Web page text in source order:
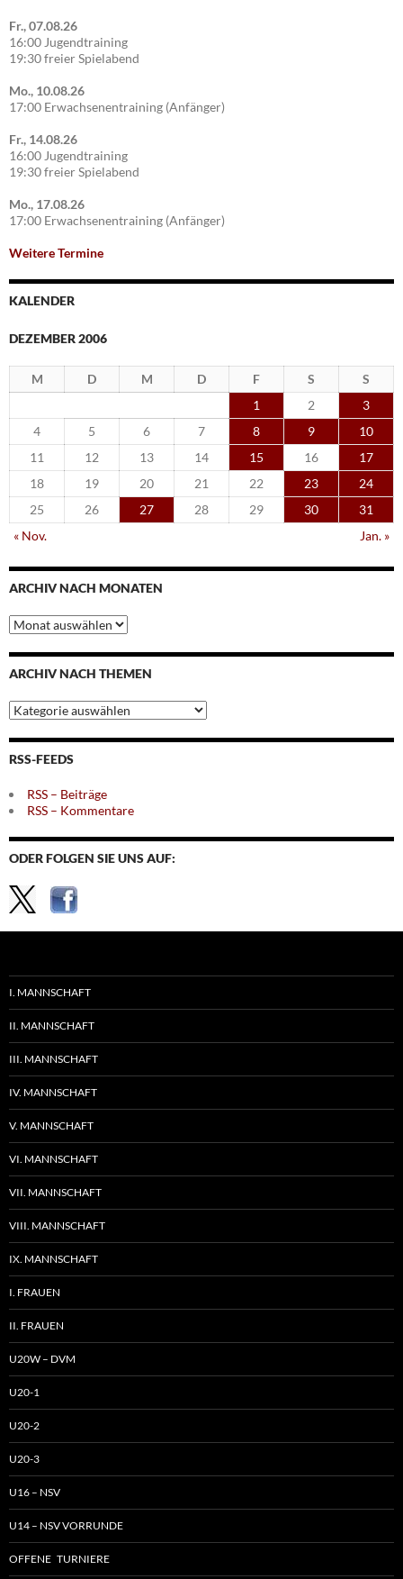
Fr., 07.08.26
16:00 Jugendtraining
19:30 freier Spielabend
Mo., 10.08.26
17:00 Erwachsenentraining (Anfänger)
Fr., 14.08.26
16:00 Jugendtraining
19:30 freier Spielabend
Mo., 17.08.26
17:00 Erwachsenentraining (Anfänger)
Weitere Termine
KALENDER
DEZEMBER 2006
M D M D F S
S
1
2
3
4
5 6 7 8 9
10
11
12 13 14 15 16
17
18
19 20 21 22 23
24
25
26 27 28 29 30
31
« Nov.
Jan. »
ARCHIV NACH MONATEN
Archiv
nach
Monaten
ARCHIV NACH THEMEN
Archiv
nach
Themen
RSS-FEEDS
RSS – Beiträge
RSS – Kommentare
ODER FOLGEN SIE UNS AUF:
I. MANNSCHAFT
II. MANNSCHAFT
III. MANNSCHAFT
IV. MANNSCHAFT
V. MANNSCHAFT
VI. MANNSCHAFT
VII. MANNSCHAFT
VIII. MANNSCHAFT
IX. MANNSCHAFT
I. FRAUEN
II. FRAUEN
U20W – DVM
U20-1
U20-2
U20-3
U16 – NSV
U14 – NSV VORRUNDE
OFFENE TURNIERE